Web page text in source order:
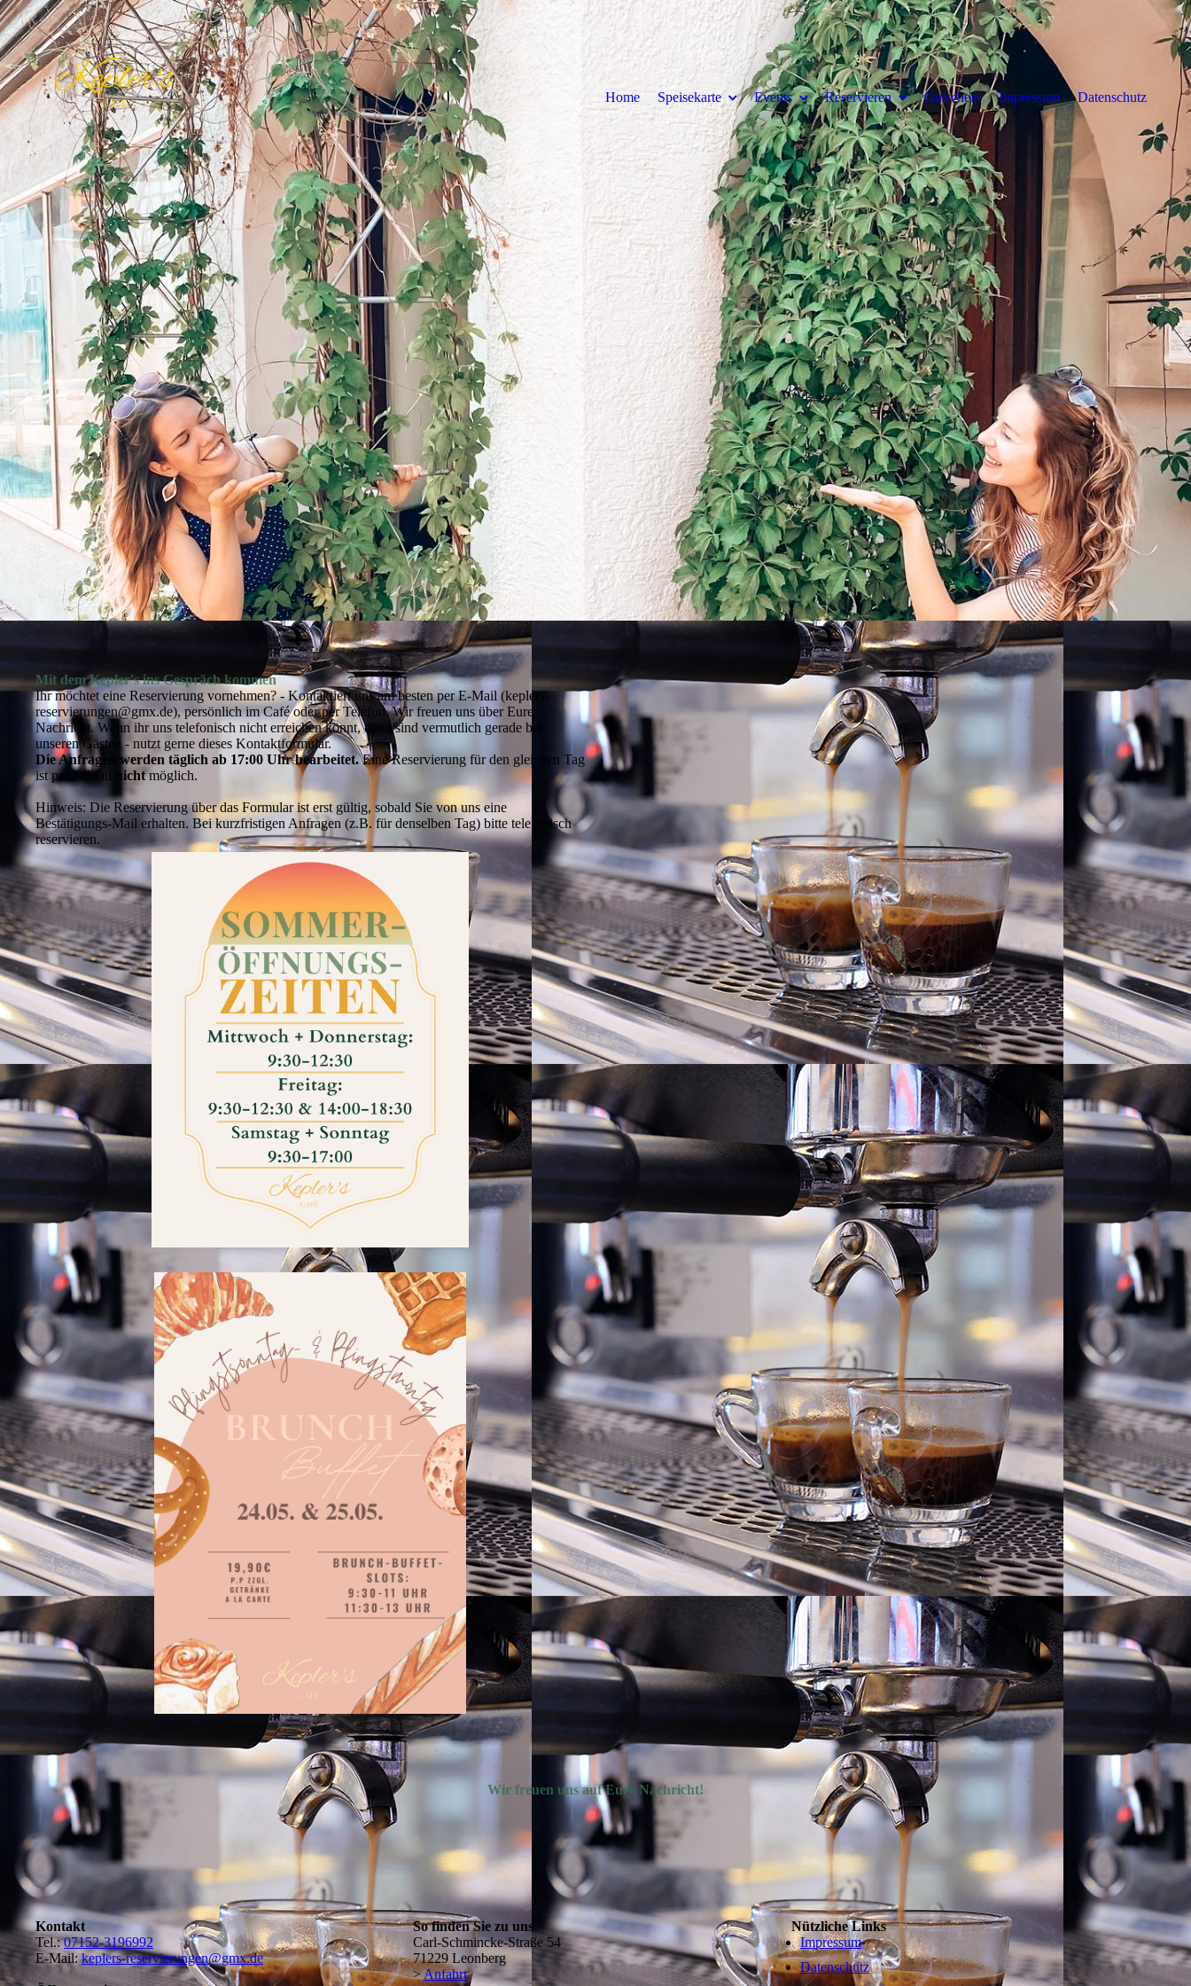
Home Speisekarte Events Reservieren Gutschein Impressum Datenschutz
Mit dem Kepler's ins Gespräch kommen
Ihr möchtet eine Reservierung vornehmen? - Kontaktiert uns am besten per E-Mail (keplers-
reservierungen@gmx.de), persönlich im Café oder per Telefon. Wir freuen uns über Eure
Nachricht. Wenn ihr uns telefonisch nicht erreichen könnt, dann sind vermutlich gerade bei
unseren Gästen - nutzt gerne dieses Kontaktformular.
Die Anfragen werden täglich ab 17:00 Uhr bearbeitet.Eine Reservierung für den gleichen Tag
ist per E-Mail
nichtmöglich.
Hinweis: Die Reservierung über das Formular ist erst gültig, sobald Sie von uns eine
Bestätigungs-Mail erhalten. Bei kurzfristigen Anfragen (z.B. für denselben Tag) bitte telefonisch
reservieren.
Wir freuen uns auf Eure Nachricht!
Kontakt
Tel.:07152-3196992
E-Mail:keplers-reservierungen@gmx.de
So finden Sie zu uns
Carl-Schmincke-Straße 54
71229 Leonberg
>Anfahrt
Nützliche Links
Impressum
Datenschutz